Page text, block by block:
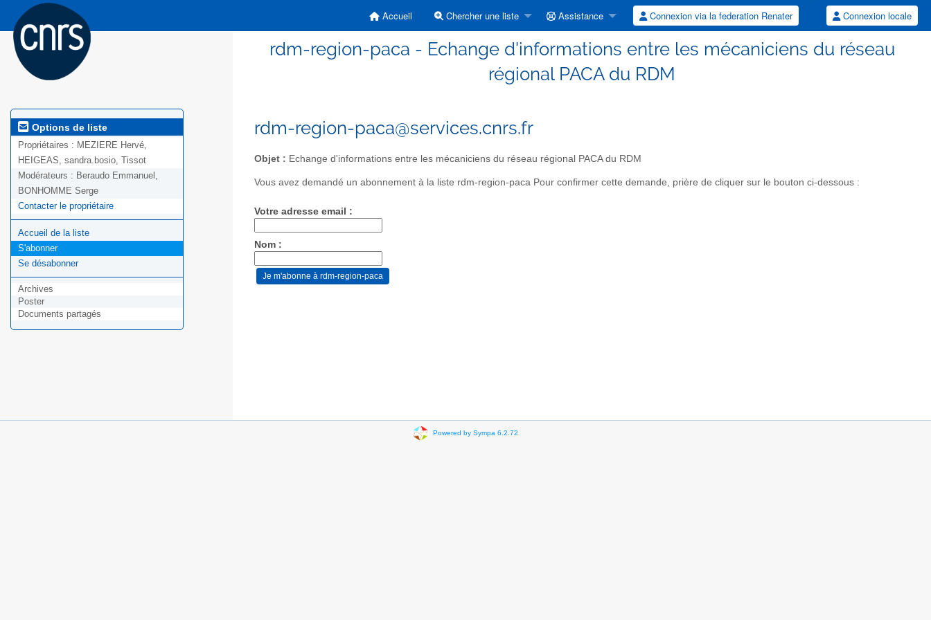
Accueil Chercher une liste Assistance Connexion via la federation Renater Connexion locale
rdm-region-paca - Echange d'informations entre les mécaniciens du réseau
régional PACA du RDM
Options de liste
Propriétaires : MEZIERE Hervé,
HEIGEAS, sandra.bosio, Tissot
Modérateurs : Beraudo Emmanuel,
BONHOMME Serge
Contacter le propriétaire
Accueil de la liste
S'abonner
Se désabonner
Archives
Poster
Documents partagés
rdm-region-paca@services.cnrs.fr
Objet : Echange d'informations entre les mécaniciens du réseau régional PACA du RDM
Vous avez demandé un abonnement à la liste rdm-region-paca Pour confirmer cette demande, prière de cliquer sur le bouton ci-dessous :
Votre adresse email :
Nom :
Powered by Sympa 6.2.72